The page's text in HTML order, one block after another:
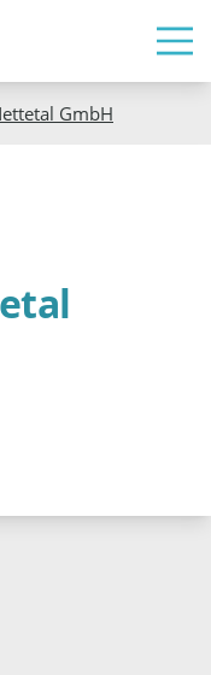
GmbH